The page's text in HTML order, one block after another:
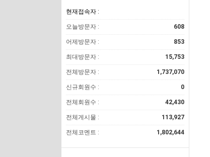
현재접속자 :
오늘방문자 : 608
어제방문자 : 853
최대방문자 : 15,753
전체방문자 : 1,737,070
신규회원수 : 0
전체회원수 : 42,430
전체게시물 : 113,927
전체코멘트 : 1,802,644